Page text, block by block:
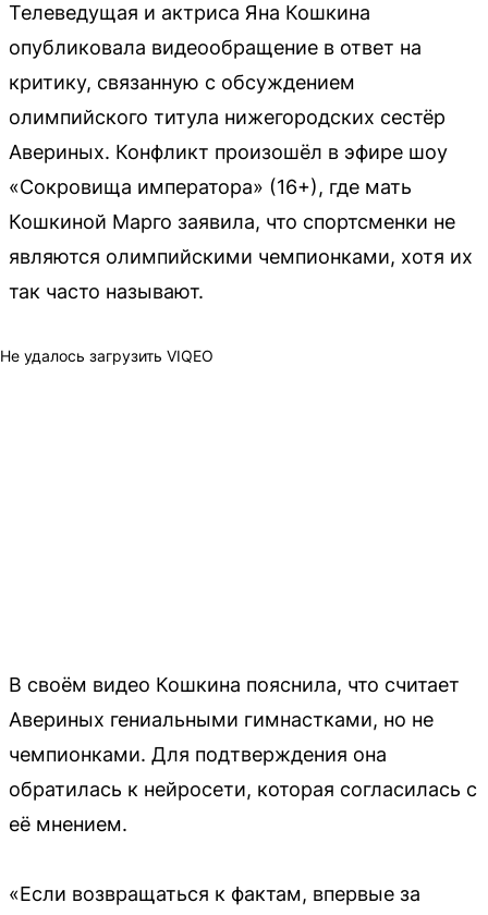
Телеведущая и актриса Яна Кошкина
опубликовала видеообращение в ответ на
критику, связанную с обсуждением
олимпийского титула нижегородских сестёр
Авериных. Конфликт произошёл в эфире шоу
«Сокровища императора» (16+), где мать
Кошкиной Марго заявила, что спортсменки не
являются олимпийскими чемпионками, хотя их
так часто называют.
Не удалось загрузить VIQEO
В своём видео Кошкина пояснила, что считает
Авериных гениальными гимнастками, но не
чемпионками. Для подтверждения она
обратилась к нейросети, которая согласилась с
её мнением.
«Если возвращаться к фактам, впервые за